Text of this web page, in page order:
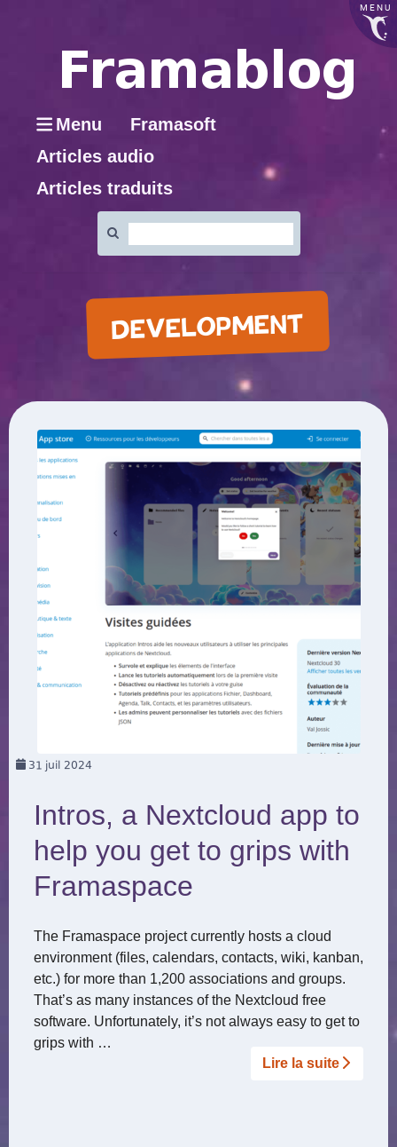
MENU
Menu
Framasoft
Articles audio
Articles traduits
:
DEVELOPMENT
31 juil 2024
Intros, a Nextcloud app to
help you get to grips with
Framaspace
The Framaspace project currently hosts a cloud
environment (files, calendars, contacts, wiki, kanban,
etc.) for more than 1,200 associations and groups.
That’s as many instances of the Nextcloud free
software. Unfortunately, it’s not always easy to get to
grips with …
Lire la suite­­